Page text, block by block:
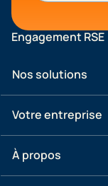
Engagement RSE
Nos solutions
Votre entreprise
À propos